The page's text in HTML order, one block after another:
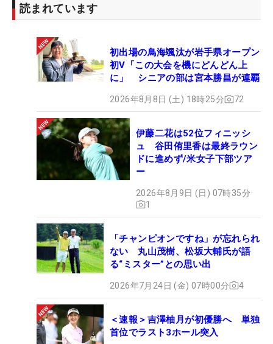
読まれています
初出場の鳥海颯汰が岩手県オープン
初V「この大会を機にどんどん上
に」 シニアの部は宮本勝昌が連覇
2026年8月8日 (土) 18時25分 72
伊藤二花は52位フィニッシ
ュ 谷田侑里香は最終ラウン
ドに進めず/米女子下部ツア
ー
2026年8月9日 (日) 07時35分
1
「チャンピオンですね」が忘れられ
ない 丸山茂樹、松坂大輔氏が語
る“ミスター”との思い出
2026年7月24日 (金) 07時00分 4
＜速報＞吉澤柚月が初優勝へ 単独
首位でラスト3ホール突入